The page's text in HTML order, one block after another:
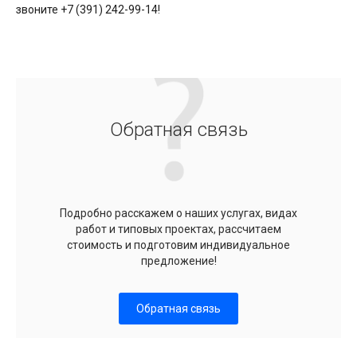
звоните +7 (391) 242-99-14!
Обратная связь
Подробно расскажем о наших услугах, видах
работ и типовых проектах, рассчитаем
стоимость и подготовим индивидуальное
предложение!
Обратная связь